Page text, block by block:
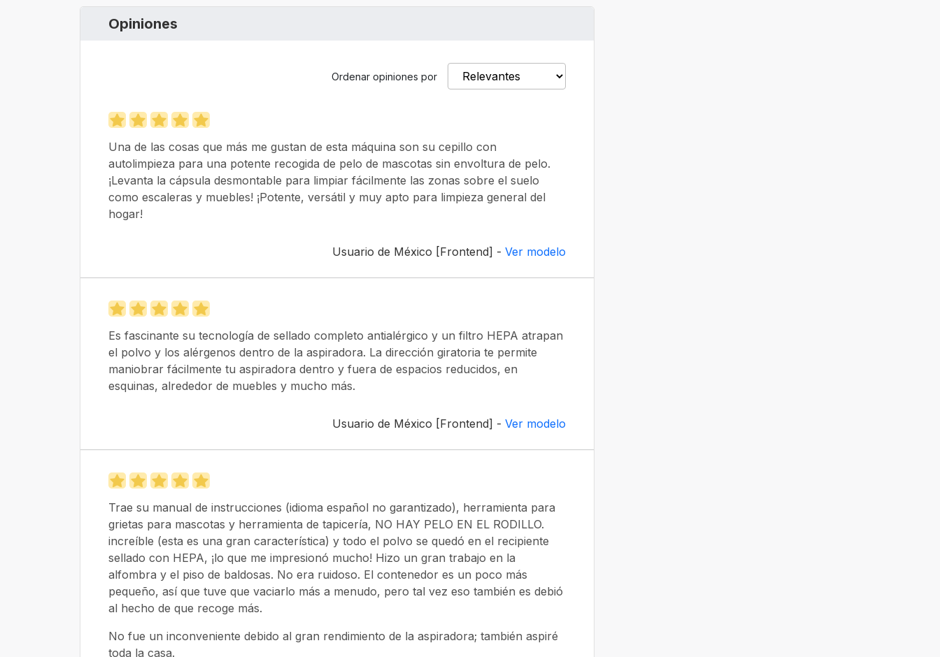
Opiniones
Ordenar opiniones por
Una de las cosas que más me gustan de esta máquina son su cepillo con
autolimpieza para una potente recogida de pelo de mascotas sin envoltura de pelo.
¡Levanta la cápsula desmontable para limpiar fácilmente las zonas sobre el suelo
como escaleras y muebles! ¡Potente, versátil y muy apto para limpieza general del
hogar!
Usuario de México [Frontend] - Ver modelo
Es fascinante su tecnología de sellado completo antialérgico y un filtro HEPA atrapan
el polvo y los alérgenos dentro de la aspiradora. La dirección giratoria te permite
maniobrar fácilmente tu aspiradora dentro y fuera de espacios reducidos, en
esquinas, alrededor de muebles y mucho más.
Usuario de México [Frontend] - Ver modelo
Trae su manual de instrucciones (idioma español no garantizado), herramienta para
grietas para mascotas y herramienta de tapicería, NO HAY PELO EN EL RODILLO.
increíble (esta es una gran característica) y todo el polvo se quedó en el recipiente
sellado con HEPA, ¡lo que me impresionó mucho! Hizo un gran trabajo en la
alfombra y el piso de baldosas. No era ruidoso. El contenedor es un poco más
pequeño, así que tuve que vaciarlo más a menudo, pero tal vez eso también es debió
al hecho de que recoge más.
No fue un inconveniente debido al gran rendimiento de la aspiradora; también aspiré
toda la casa.